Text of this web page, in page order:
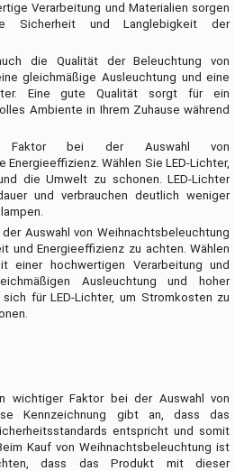
Verarbeitung und Materialien sorgen
Sicherheit und Langlebigkeit der
die Qualität der Beleuchtung von
gleichmäßige Ausleuchtung und eine
Eine gute Qualität sorgt für ein
Ambiente in Ihrem Zuhause während
Faktor bei der Auswahl von
Wählen Sie LED-Lichter,
die Umwelt zu schonen. LED-Lichter
und verbrauchen deutlich weniger
Auswahl von Weihnachtsbeleuchtung
und Energieeffizienz zu achten. Wählen
einer hochwertigen Verarbeitung und
Ausleuchtung und hoher
für LED-Lichter, um Stromkosten zu
wichtiger Faktor bei der Auswahl von
Kennzeichnung gibt an, dass das
entspricht und somit
Kauf von Weihnachtsbeleuchtung ist
dass das Produkt mit dieser